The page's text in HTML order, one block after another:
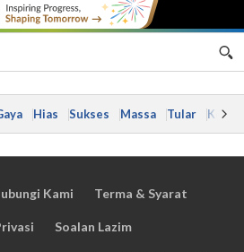
Hias Sukses Massa Tular Kes
Kami Terma & Syarat
Soalan Lazim